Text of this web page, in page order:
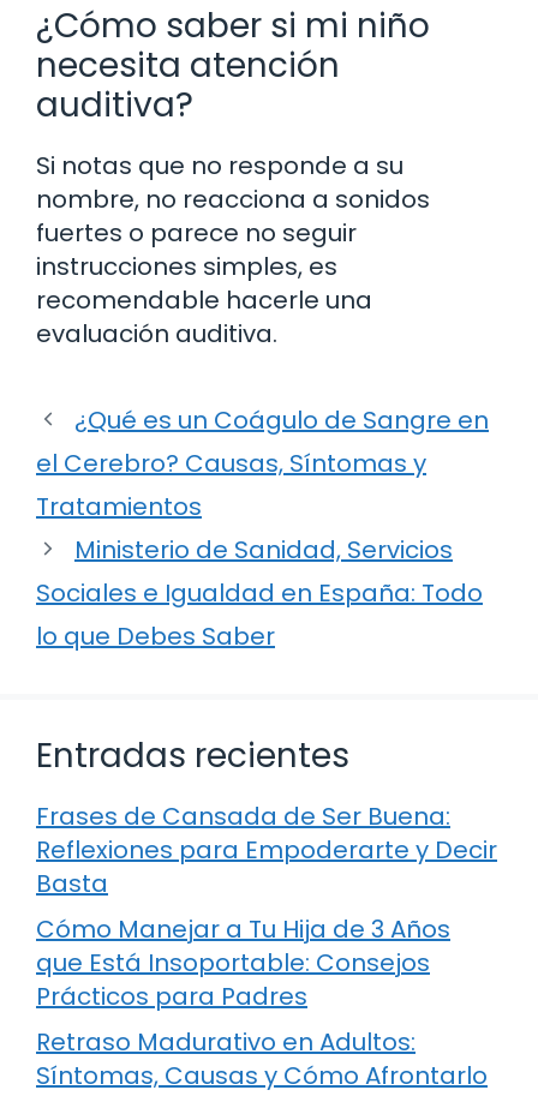
¿Cómo saber si mi niño
necesita atención
auditiva?
Si notas que no responde a su
nombre, no reacciona a sonidos
fuertes o parece no seguir
instrucciones simples, es
recomendable hacerle una
evaluación auditiva.
¿Qué es un Coágulo de Sangre en
el Cerebro? Causas, Síntomas y
Tratamientos
Ministerio de Sanidad, Servicios
Sociales e Igualdad en España: Todo
lo que Debes Saber
Entradas recientes
Frases de Cansada de Ser Buena:
Reflexiones para Empoderarte y Decir
Basta
Cómo Manejar a Tu Hija de 3 Años
que Está Insoportable: Consejos
Prácticos para Padres
Retraso Madurativo en Adultos:
Síntomas, Causas y Cómo Afrontarlo